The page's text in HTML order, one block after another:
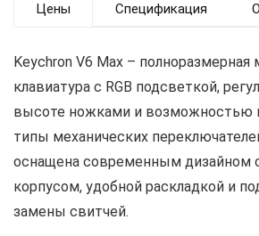
Цены Спецификация
Keychron V6 Max – полноразмерная
клавиатура с RGB подсветкой,
высоте ножками и возможностью
типы механических
оснащена современным
корпусом, удобной раскладкой и
замены свитчей.